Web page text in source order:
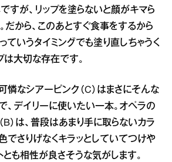
すが、リップを塗らないと顔がキマら
だから、このあとすぐ食事をするから
いうタイミングでも塗り直しちゃうく
は大切な存在です。
憐なシアーピンク（C）はまさにそんな
、デイリーに使いたい一本。オペラの
B）は、普段はあまり手に取らないカラ
でさりげなくキラッとしていてつけや
とも相性が良さそうな気がします。